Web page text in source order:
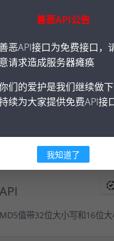
视频
短视频
名百度收录的条数
值带32位大小写和16位大
善恶API公告
恶API接口为免费接口，
请求造成服务器瘫痪
们的爱护是我们继续做
续为大家提供免费API接
我知道了